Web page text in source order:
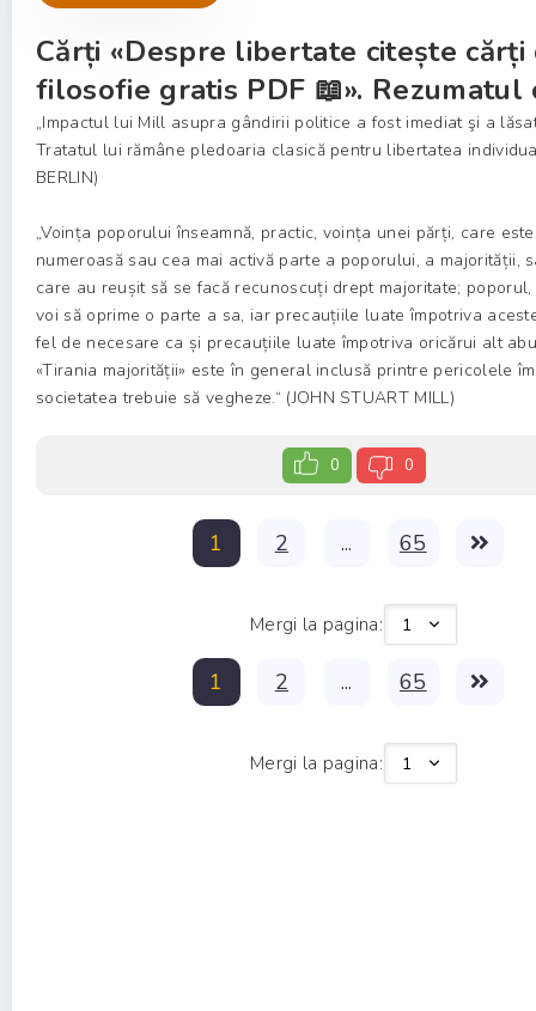
Cărți «Despre libertate citește cărți
filosofie gratis PDF 📖». Rezumatul
„Impactul lui Mill asupra gândirii politice a fost imediat şi a
Tratatul lui rămâne pledoaria clasică pentru libertatea
BERLIN)
„Voința poporului înseamnă, practic, voința unei părți, care
numeroasă sau cea mai activă parte a poporului, a majorității,
care au reușit să se facă recunoscuți drept majoritate;
voi să oprime o parte a sa, iar precauțiile luate împotriva
fel de necesare ca și precauțiile luate împotriva oricărui alt
«Tirania majorității» este în general inclusă printre pericolele
societatea trebuie să vegheze.“ (JOHN STUART MILL)
0 0
1 2 ... 65
Mergi la pagina:
1 2 ... 65
Mergi la pagina: